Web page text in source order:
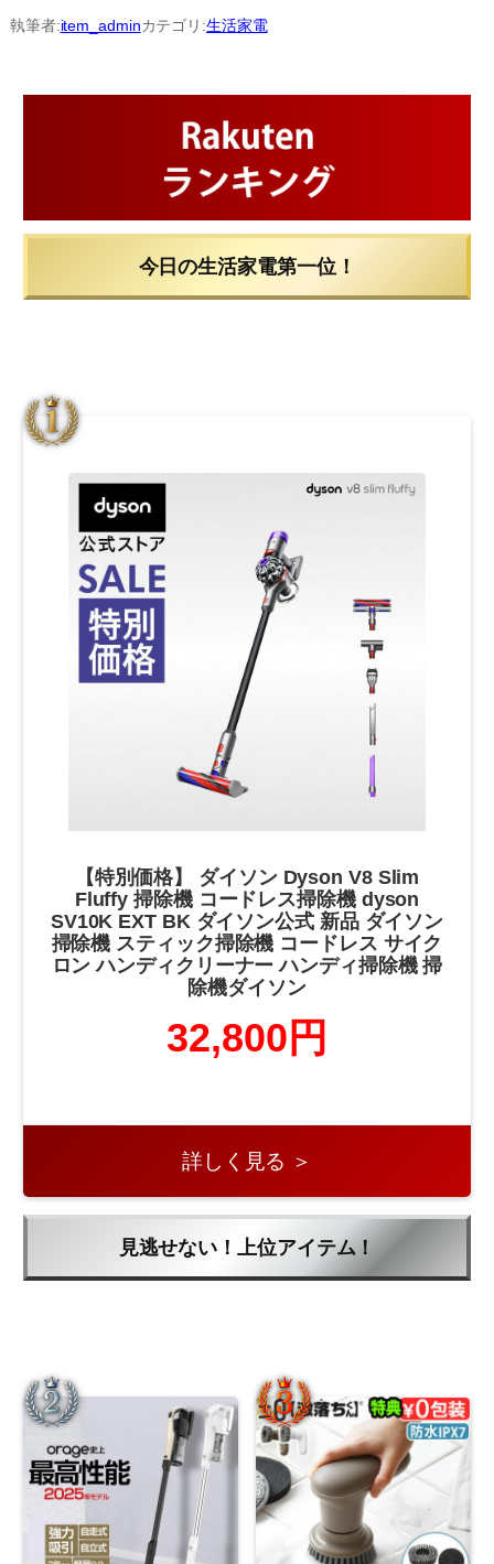
内
容
執筆者:item_adminカテゴリ:生活家電
今日の生活家電第一位！
【特別価格】 ダイソン Dyson V8 Slim
Fluffy 掃除機 コードレス掃除機 dyson
SV10K EXT BK ダイソン公式 新品 ダイソン
掃除機 スティック掃除機 コードレス サイク
ロン ハンディクリーナー ハンディ掃除機 掃
除機ダイソン
32,800円
詳しく見る ＞
見逃せない！上位アイテム！